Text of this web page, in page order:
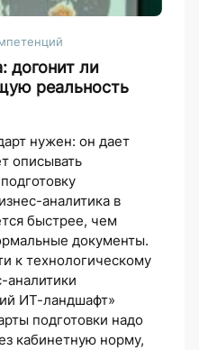
догонит ли
реальность
нужен: он дает
описывать
аналитика в
быстрее, чем
документы.
к технологическому
аналитики
ИТ-ландшафт»
подготовки надо
кабинетную норму,